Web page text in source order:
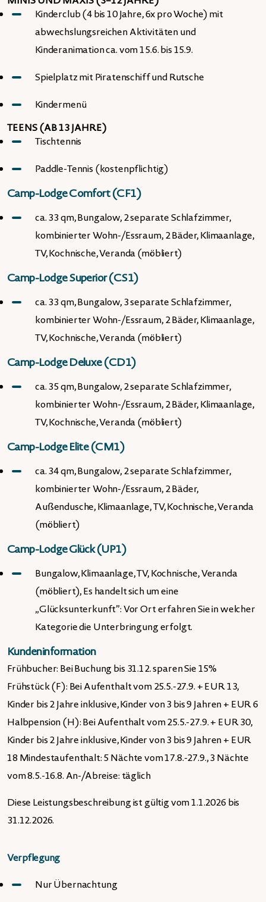
Kinderclub (4 bis 10 Jahre, 6x pro Woche) mit
abwechslungsreichen Aktivitäten und
Kinderanimation ca. vom 15.6. bis 15.9.
Spielplatz mit Piratenschiff und Rutsche
Kindermenü
TEENS (AB 13 JAHRE)
Tischtennis
Paddle-Tennis (kostenpflichtig)
Camp-Lodge Comfort (CF1)
ca. 33 qm, Bungalow, 2 separate Schlafzimmer,
kombinierter Wohn-/Essraum, 2 Bäder, Klimaanlage,
TV, Kochnische, Veranda (möbliert)
Camp-Lodge Superior (CS1)
ca. 33 qm, Bungalow, 3 separate Schlafzimmer,
kombinierter Wohn-/Essraum, 2 Bäder, Klimaanlage,
TV, Kochnische, Veranda (möbliert)
Camp-Lodge Deluxe (CD1)
ca. 35 qm, Bungalow, 2 separate Schlafzimmer,
kombinierter Wohn-/Essraum, 2 Bäder, Klimaanlage,
TV, Kochnische, Veranda (möbliert)
Camp-Lodge Elite (CM1)
ca. 34 qm, Bungalow, 2 separate Schlafzimmer,
kombinierter Wohn-/Essraum, 2 Bäder,
Außendusche, Klimaanlage, TV, Kochnische, Veranda
(möbliert)
Camp-Lodge Glück (UP1)
Bungalow, Klimaanlage, TV, Kochnische, Veranda
(möbliert), Es handelt sich um eine
„Glücksunterkunft”: Vor Ort erfahren Sie in welcher
Kategorie die Unterbringung erfolgt.
Kundeninformation
Frühbucher: Bei Buchung bis 31.12. sparen Sie 15%
Frühstück (F): Bei Aufenthalt vom 25.5.-27.9. + EUR 13,
Kinder bis 2 Jahre inklusive, Kinder von 3 bis 9 Jahren + EUR 6
Halbpension (H): Bei Aufenthalt vom 25.5.-27.9. + EUR 30,
Kinder bis 2 Jahre inklusive, Kinder von 3 bis 9 Jahren + EUR
18 Mindestaufenthalt: 5 Nächte vom 17.8.-27.9., 3 Nächte
vom 8.5.-16.8. An-/Abreise: täglich
Diese Leistungsbeschreibung ist gültig vom 1.1.2026 bis
31.12.2026.
Verpflegung
Nur Übernachtung